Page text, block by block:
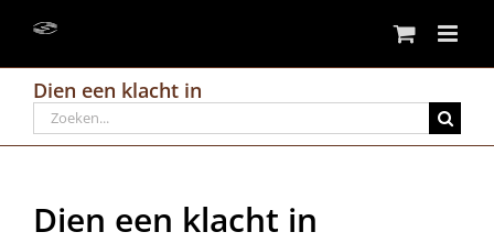
Dien een klacht in
Search
for:
Dien een klacht in